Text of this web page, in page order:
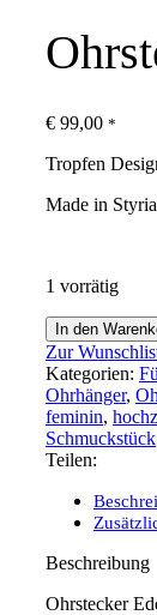
€ 99,00 *
Tropfen
Made in
1 vorrätig
Ohrstecker
Mirabell
Safrangelb
Menge
In den
Zur
Kategorien:
Ohrhänger,
feminin,
Schmuckstück
Teilen:
Beschreibung
Ohrstecker